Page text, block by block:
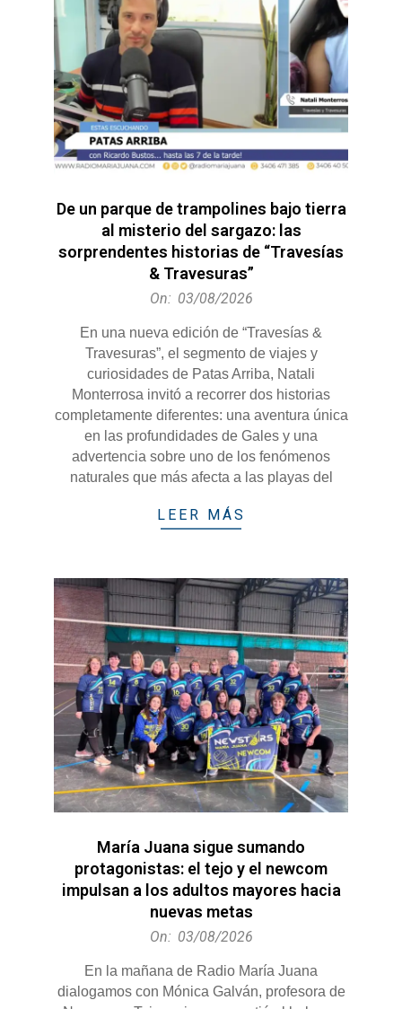
De un parque de trampolines bajo tierra
al misterio del sargazo: las
sorprendentes historias de “Travesías
& Travesuras”
On: 03/08/2026
En una nueva edición de “Travesías &
Travesuras”, el segmento de viajes y
curiosidades de Patas Arriba, Natali
Monterrosa invitó a recorrer dos historias
completamente diferentes: una aventura única
en las profundidades de Gales y una
advertencia sobre uno de los fenómenos
naturales que más afecta a las playas del
LEER MÁS
María Juana sigue sumando
protagonistas: el tejo y el newcom
impulsan a los adultos mayores hacia
nuevas metas
On: 03/08/2026
En la mañana de Radio María Juana
dialogamos con Mónica Galván, profesora de